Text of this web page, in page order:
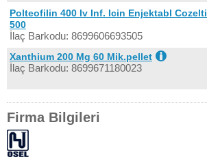
Polteofilin 400 Iv Inf. Icin Enjektabl Cozelti
500
İlaç Barkodu: 8699606693505
Xanthium 200 Mg 60 Mik.pellet
İlaç Barkodu: 8699671180023
Firma Bilgileri